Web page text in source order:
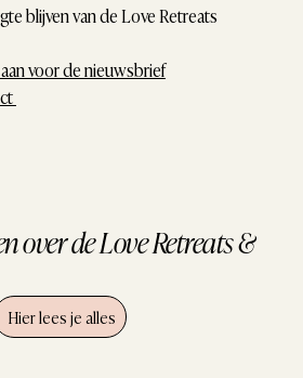
blijven van de Love Retreats
voor de nieuwsbrief
over de Love Retreats &
Hier lees je alles